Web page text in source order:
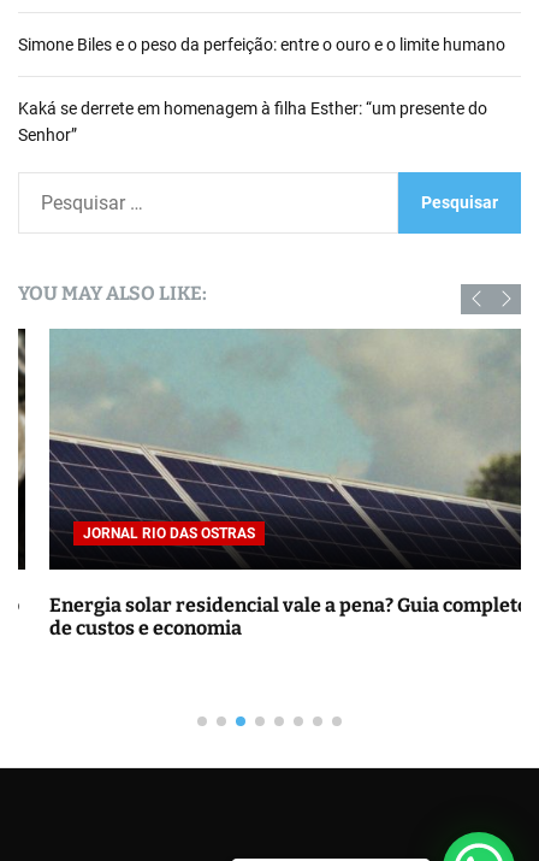
Simone Biles e o peso da perfeição: entre o ouro e o limite humano
Kaká se derrete em homenagem à filha Esther: “um presente do
Senhor”
u
i
s
a
r
p
o
YOU MAY ALSO LIKE:
JORNAL RIO DAS OSTRAS
Energia solar residencial vale a pena? Guia completo
de custos e economia